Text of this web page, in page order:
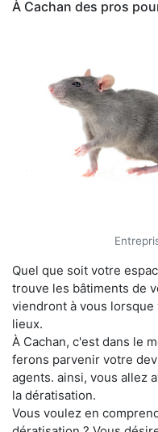
À Cachan des pros
Quel que soit votre
trouve les bâtiments de
viendront à vous
lieux.
À Cachan, c'est dans le
ferons parvenir votre
agents. ainsi, vous allez
la dératisation.
Vous voulez en